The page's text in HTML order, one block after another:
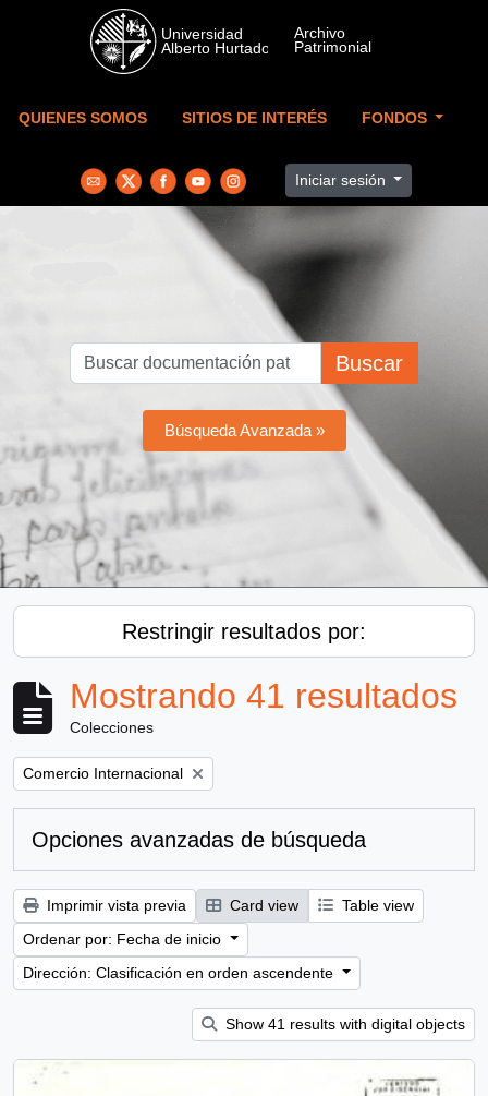
Skip to main content
QUIENES SOMOS SITIOS DE INTERÉS FONDOS
Iniciar sesión
Buscar
Búsqueda Avanzada »
Restringir resultados por:
Mostrando 41 resultados
Colecciones
Remove filter:
Comercio Internacional
Opciones avanzadas de búsqueda
Imprimir vista previa Card view
Table view
Ordenar por: Fecha de inicio
Dirección: Clasificación en orden ascendente
Show 41 results with digital objects